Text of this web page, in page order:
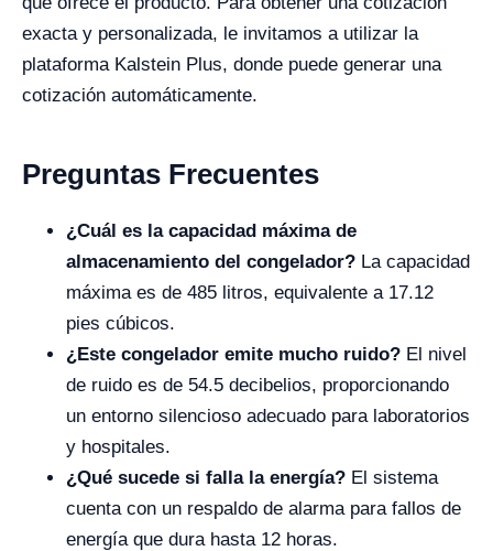
exacta y personalizada, le invitamos a utilizar la
plataforma Kalstein Plus, donde puede generar una
cotización automáticamente.
Preguntas Frecuentes
¿Cuál es la capacidad máxima de
almacenamiento del congelador? La capacidad
máxima es de 485 litros, equivalente a 17.12
pies cúbicos.
¿Este congelador emite mucho ruido? El nivel
de ruido es de 54.5 decibelios, proporcionando
un entorno silencioso adecuado para laboratorios
y hospitales.
¿Qué sucede si falla la energía? El sistema
cuenta con un respaldo de alarma para fallos de
energía que dura hasta 12 horas.